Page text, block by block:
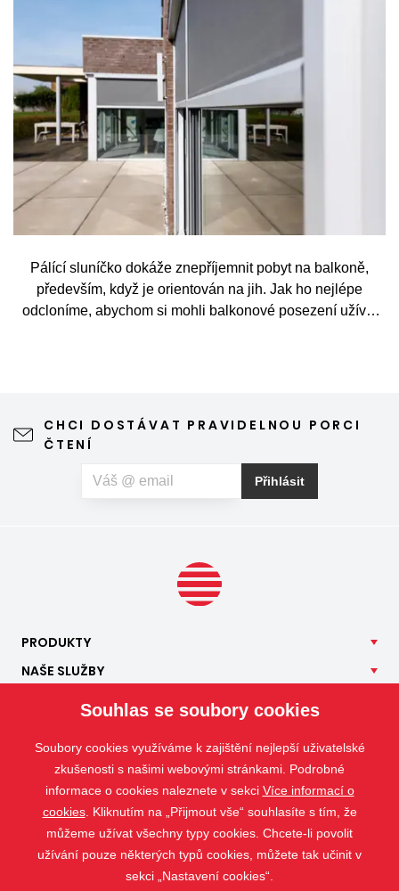
Pálící sluníčko dokáže znepříjemnit pobyt na balkoně,
především, když je orientován na jih. Jak ho nejlépe
odcloníme, abychom si mohli balkonové posezení užívat
CHCI DOSTÁVAT PRAVIDELNOU PORCI
ČTENÍ
Přihlásit
PRODUKTY
NAŠE SLUŽBY
KONTAKT
Souhlas se soubory cookies
Soubory cookies využíváme k zajištění nejlepší uživatelské
zkušenosti s našimi webovými stránkami. Podrobné
informace o cookies naleznete v sekci Více informací o
cookies. Kliknutím na „Přijmout vše“ souhlasíte s tím, že
můžeme užívat všechny typy cookies. Chcete-li povolit
užívání pouze některých typů cookies, můžete tak učinit v
sekci „Nastavení cookies“.